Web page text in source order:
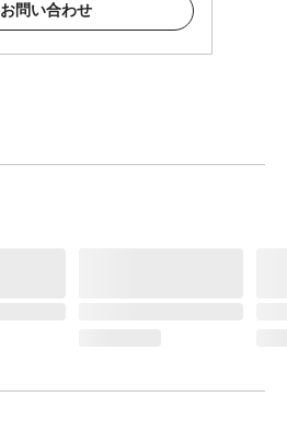
お問い合わせ